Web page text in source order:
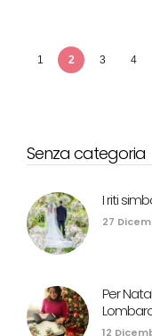
1 2 3 4
Senza categoria
I riti
27
Per
12